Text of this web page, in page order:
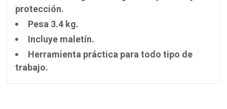
protección.
Pesa 3.4 kg.
Incluye maletín.
Herramienta práctica para todo tipo de
trabajo.